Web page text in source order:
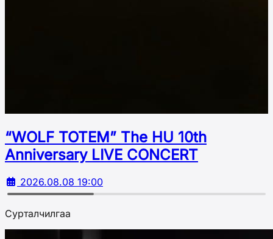
“WOLF TOTEM” The HU 10th
Аnniversary LIVE CONCERT
2026.08.08 19:00
Сурталчилгаа